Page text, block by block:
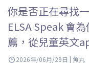
你是否正在尋找
ELSA Speak 會
薦，從兒童英文
費到英語口語練
2026年/06月/29日 | 魚丸